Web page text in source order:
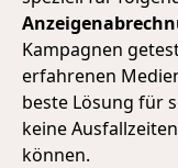
Kampagnen
erfahrenen
beste Lösung für
keine
können.